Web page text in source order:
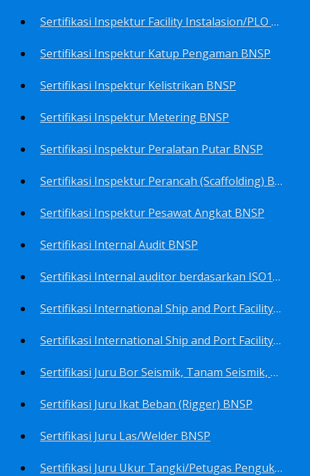
Sertifikasi Inspektur Facility Instalasion/PLO BNSP
Sertifikasi Inspektur Katup Pengaman BNSP
Sertifikasi Inspektur Kelistrikan BNSP
Sertifikasi Inspektur Metering BNSP
Sertifikasi Inspektur Peralatan Putar BNSP
Sertifikasi Inspektur Perancah (Scaffolding) BNSP
Sertifikasi Inspektur Pesawat Angkat BNSP
Sertifikasi Internal Audit BNSP
Sertifikasi Internal auditor berdasarkan ISO17025.2017 Pedoman Panduan Mutu&Prosedur Laboratorium BNSP
Sertifikasi International Ship and Port Facility Security Code/ISPS Auditor BNSP
Sertifikasi International Ship and Port Facility Security Code/ISPS Code training for Security Area Manager BNSP
Sertifikasi Juru Bor Seismik, Tanam Seismik, Tembak Seismik BNSP
Sertifikasi Juru Ikat Beban (Rigger) BNSP
Sertifikasi Juru Las/Welder BNSP
Sertifikasi Juru Ukur Tangki/Petugas Pengukur Tangki Migas BNSP